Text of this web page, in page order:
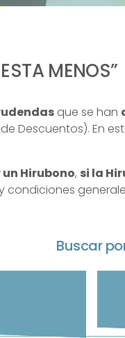
MENOS”
que se han
de Descuentos). En
Hirubono, si la
condiciones
Buscar